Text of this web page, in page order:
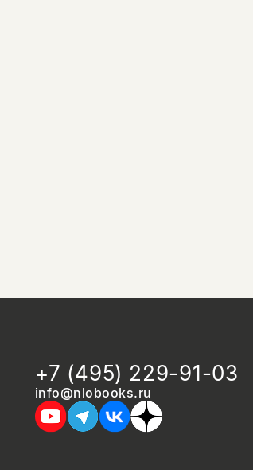
+7 (495) 229-91-03
info@nlobooks.ru